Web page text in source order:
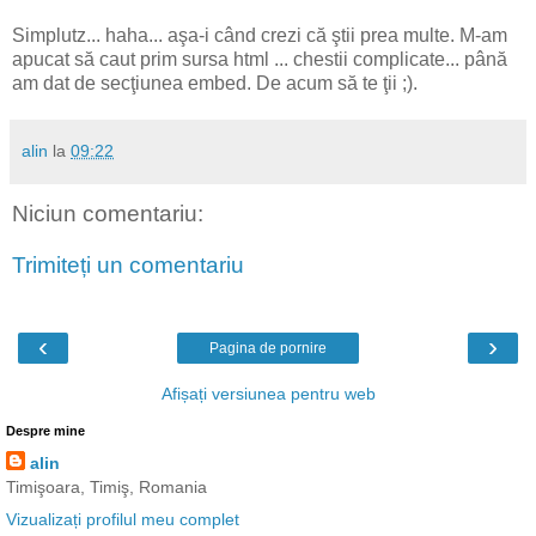
Simplutz... haha... aşa-i când crezi că ştii prea multe. M-am
apucat să caut prim sursa html ... chestii complicate... până
am dat de secţiunea embed. De acum să te ţii ;).
alin la 09:22
Niciun comentariu:
Trimiteți un comentariu
‹ ›
Pagina de pornire
Afișați versiunea pentru web
Despre mine
alin
Timişoara, Timiş, Romania
Vizualizați profilul meu complet